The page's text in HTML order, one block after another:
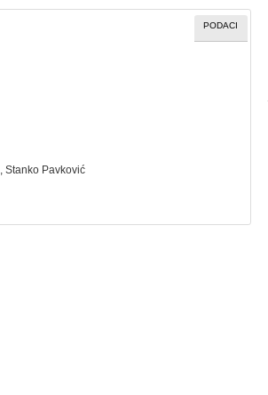
PODACI
, Stanko Pavković